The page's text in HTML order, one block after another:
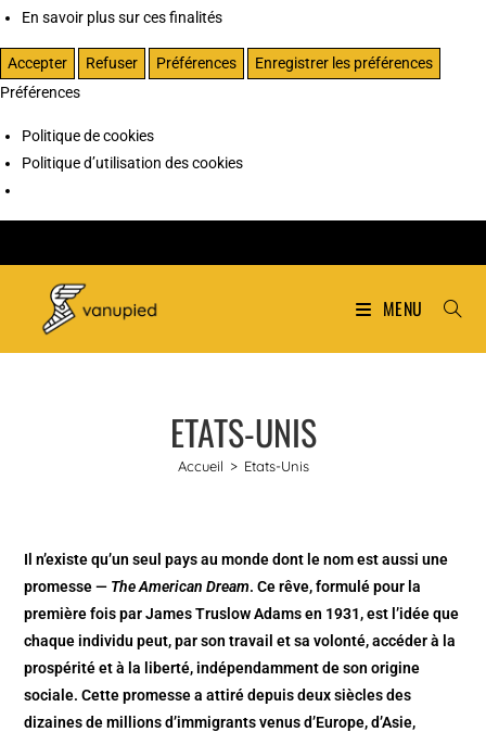
En savoir plus sur ces finalités
Accepter Refuser Préférences
Enregistrer les préférences
Préférences
Politique de cookies
Politique d’utilisation des cookies
MENU
ETATS-UNIS
Accueil > Etats-Unis
Il n’existe qu’un seul pays au monde dont le nom est aussi une
promesse — The American Dream. Ce rêve, formulé pour la
première fois par James Truslow Adams en 1931, est l’idée que
chaque individu peut, par son travail et sa volonté, accéder à la
prospérité et à la liberté, indépendamment de son origine
sociale. Cette promesse a attiré depuis deux siècles des
dizaines de millions d’immigrants venus d’Europe, d’Asie,